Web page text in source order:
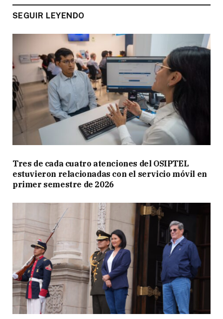
SEGUIR LEYENDO
Tres de cada cuatro atenciones del OSIPTEL
estuvieron relacionadas con el servicio móvil en
primer semestre de 2026